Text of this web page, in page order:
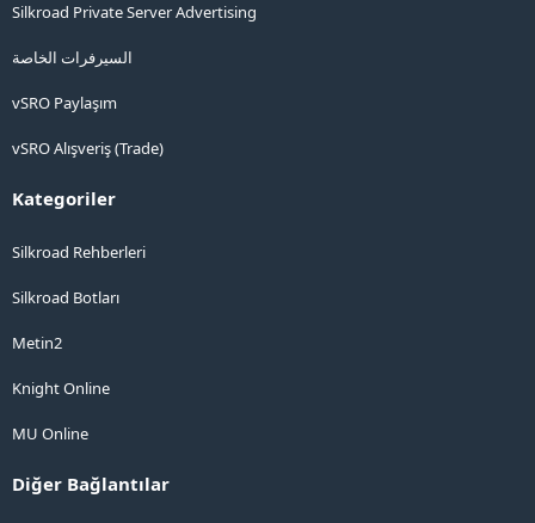
Silkroad Private Server Advertising
السيرفرات الخاصة
vSRO Paylaşım
vSRO Alışveriş (Trade)
Kategoriler
Silkroad Rehberleri
Silkroad Botları
Metin2
Knight Online
MU Online
Diğer Bağlantılar